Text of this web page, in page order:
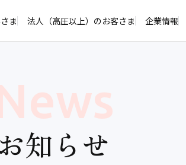
ま 法人（高圧以上）のお客さま 企業情報
知らせ